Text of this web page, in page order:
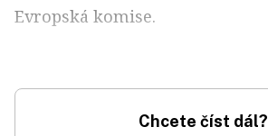
Evropská komise.
Chcete číst dál?